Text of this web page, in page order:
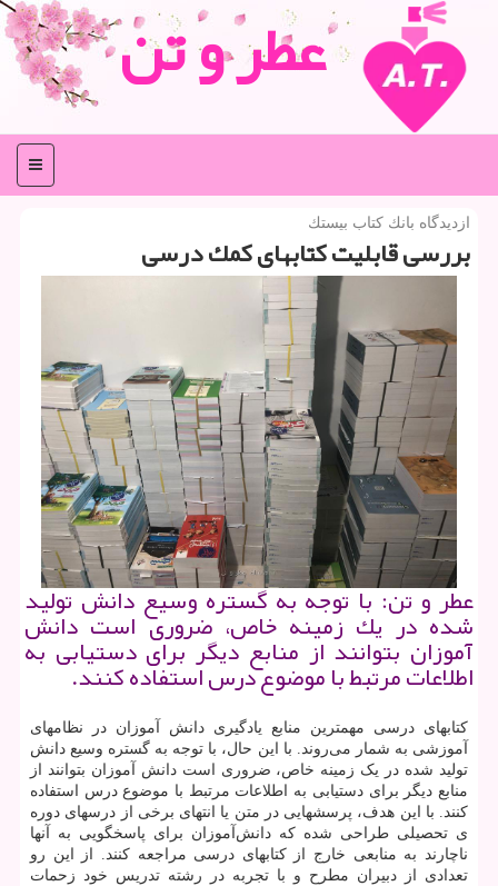
عطر و تن
منو
ازدیدگاه بانك كتاب بیستك
بررسی قابلیت كتابهای كمك ‏درسی
عطر و تن: با توجه به گستره وسیع دانش تولید
شده در یك زمینه خاص، ضروری است دانش‏
آموزان بتوانند از منابع دیگر برای دستیابی به
اطلاعات مرتبط با موضوع درس استفاده كنند.
کتابهای درسی مهم‏ترین منابع یادگیری دانش ‏آموزان در نظامهای
آموزشی به شمار می‌روند. با این حال، با توجه به گستره وسیع دانش
تولید شده در یک زمینه خاص، ضروری است دانش‏ آموزان بتوانند از
منابع دیگر برای دستیابی به اطلاعات مرتبط با موضوع درس استفاده
کنند. با این هدف، پرسشهایی در متن یا انتهای برخی از درسهای دوره
ی تحصیلی طراحی شده‏ که دانش‌آموزان برای پاسخگویی به آنها
ناچارند به منابعی خارج از کتابهای درسی مراجعه کنند. از این رو
تعدادی از دبیران مطرح و با تجربه در رشته تدریس خود زحمات